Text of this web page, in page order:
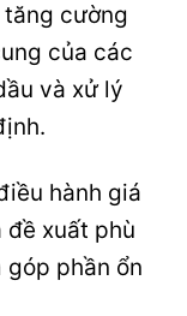
cường
của các
và xử lý
hành giá
xuất phù
phần ổn